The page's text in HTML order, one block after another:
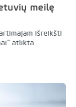
meilę
išreikšti
atlikta